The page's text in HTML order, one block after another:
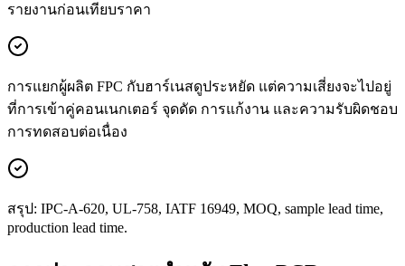
รายงานก่อนเทียบราคา
การแยกผู้ผลิต FPC กับฮาร์เนสดูประหยัด แต่ความเสี่ยงจะไปอยู่
ที่การเข้าคู่คอนเนกเตอร์ จุดดัด การแก้งาน และความรับผิดชอบ
การทดสอบต่อเนื่อง
สรุป: IPC-A-620, UL-758, IATF 16949, MOQ, sample lead time,
production lead time.